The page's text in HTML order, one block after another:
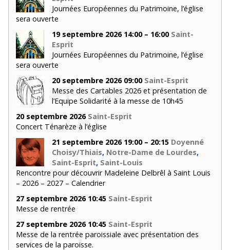
Journées Européennes du Patrimoine, l’église
sera ouverte
19 septembre 2026 14:00 – 16:00 Saint-
Esprit
Journées Européennes du Patrimoine, l’église
sera ouverte
20 septembre 2026 09:00 Saint-Esprit
Messe des Cartables 2026 et présentation de
l’Equipe Solidarité à la messe de 10h45
20 septembre 2026 Saint-Esprit
Concert Ténarèze à l’église
21 septembre 2026 19:00 – 20:15 Doyenné
Choisy/Thiais, Notre-Dame de Lourdes,
Saint-Esprit, Saint-Louis
Rencontre pour découvrir Madeleine Delbrêl à Saint Louis
– 2026 – 2027 – Calendrier
27 septembre 2026 10:45 Saint-Esprit
Messe de rentrée
27 septembre 2026 10:45 Saint-Esprit
Messe de la rentrée paroissiale avec présentation des
services de la paroisse.